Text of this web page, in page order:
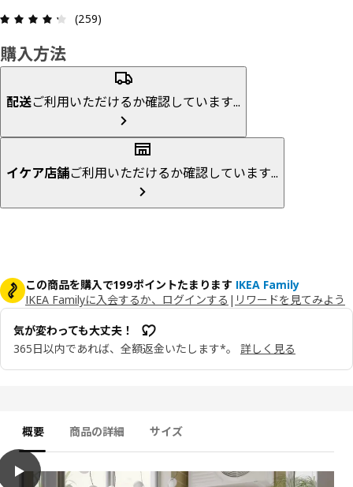
(259)
購入方法
配送ご利用いただけるか確認しています...
イケア店舗ご利用いただけるか確認しています...
この商品を購入で199ポイントたまります IKEA Family
IKEA Familyに入会するか、ログインする | リワードを見てみよう
気が変わっても大丈夫！
365日以内であれば、全額返金いたします*。
詳しく見る
概要 商品の詳細 サイズ
play
NÄMMARÖ ネッマロー プライバシースクリーン, ライトブラウン